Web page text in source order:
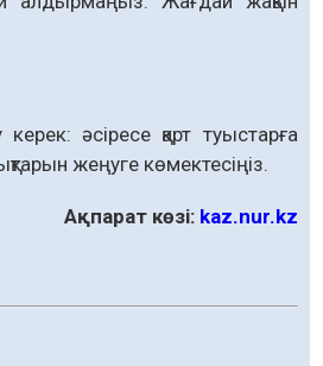
әсіресе қарт туыстарға
жеңуге көмектесіңіз.
Ақпарат көзі: kaz.nur.kz